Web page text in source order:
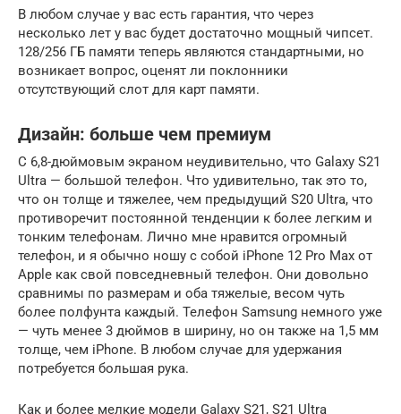
В любом случае у вас есть гарантия, что через
несколько лет у вас будет достаточно мощный чипсет.
128/256 ГБ памяти теперь являются стандартными, но
возникает вопрос, оценят ли поклонники
отсутствующий слот для карт памяти.
Дизайн: больше чем премиум
С 6,8-дюймовым экраном неудивительно, что Galaxy S21
Ultra — большой телефон. Что удивительно, так это то,
что он толще и тяжелее, чем предыдущий S20 Ultra, что
противоречит постоянной тенденции к более легким и
тонким телефонам. Лично мне нравится огромный
телефон, и я обычно ношу с собой iPhone 12 Pro Max от
Apple как свой повседневный телефон. Они довольно
сравнимы по размерам и оба тяжелые, весом чуть
более полфунта каждый. Телефон Samsung немного уже
— чуть менее 3 дюймов в ширину, но он также на 1,5 мм
толще, чем iPhone. В любом случае для удержания
потребуется большая рука.
Как и более мелкие модели Galaxy S21, S21 Ultra